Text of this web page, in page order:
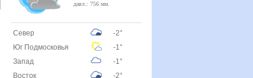
давл.: 756 мм.
Север
-2°
Юг Подмосковья
-1°
Запад
-1°
Восток
-2°